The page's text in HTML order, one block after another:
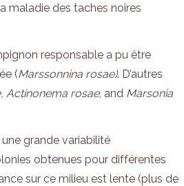
maladie des taches noires
responsable a pu être
(Marssonnina rosae). D’autres
Actinonema rosae, and Marsonia
grande variabilité
obtenues pour différentes
sur ce milieu est lente (plus de